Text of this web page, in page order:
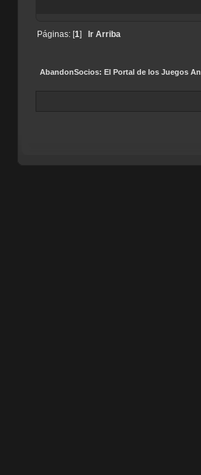
Páginas: [1] Ir Arriba
AbandonSocios: El Portal de los Juegos